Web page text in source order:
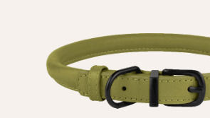
Оплата і доставка
Програма лояльності